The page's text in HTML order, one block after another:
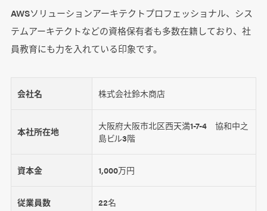
AWSソリューションアーキテクトプロフェッショナル、シス
テムアーキテクトなどの資格保有者も多数在籍しており、社
員教育にも力を入れている印象です。
会社名 株式会社鈴木商店
本社所在地
大阪府大阪市北区西天満1-7-4 協和中之
島ビル3階
資本金 1,000万円
従業員数 22名